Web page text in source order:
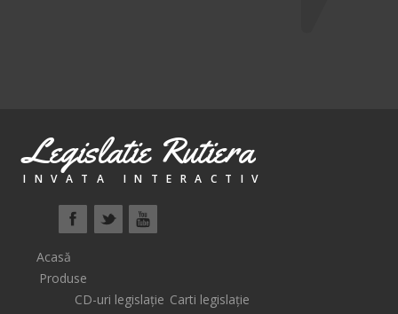
Legislatie Rutiera
INVATA INTERACTIV
Acasă
Produse
CD-uri legislație Carti legislație